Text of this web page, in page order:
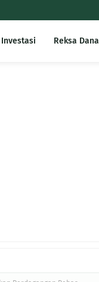
Investasi Reksa Dana